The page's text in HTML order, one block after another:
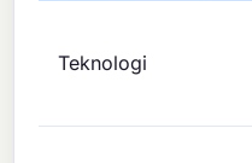
Teknologi